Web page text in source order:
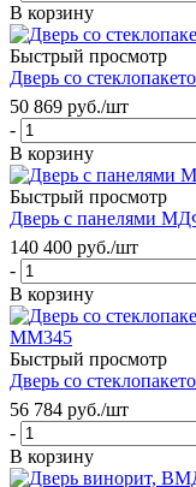
В корзину
Быстрый просмотр
Дверь со
50 869 руб./шт
-
В корзину
Быстрый просмотр
Дверь с панелями
140 400 руб./шт
-
В корзину
Быстрый просмотр
Дверь со
56 784 руб./шт
-
В корзину